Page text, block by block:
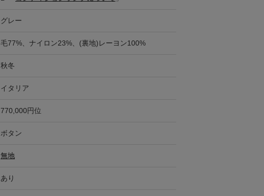
グレー
毛77%、ナイロン23%、(裏地)レーヨン100%
秋冬
イタリア
770,000円位
ボタン
無地
あり